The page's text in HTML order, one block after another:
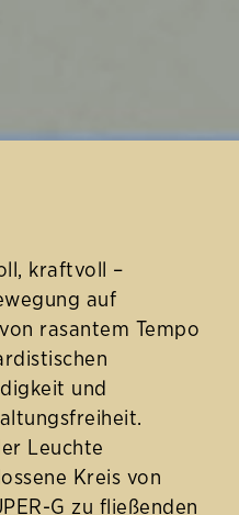
kraftvoll –
auf
rasantem Tempo
und
Leuchte
Kreis von
G zu fließenden